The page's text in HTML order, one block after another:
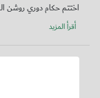
اختتم حكام دوري روشن
أقرأ المزيد